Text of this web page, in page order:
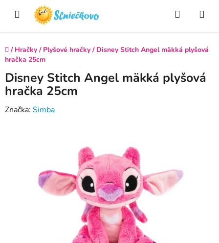
Hľadať
Domov
/ Hračky / Plyšové hračky / Disney Stitch Angel mäkká plyšová
hračka 25cm
Disney Stitch Angel mäkká plyšová
hračka 25cm
Značka: Simba